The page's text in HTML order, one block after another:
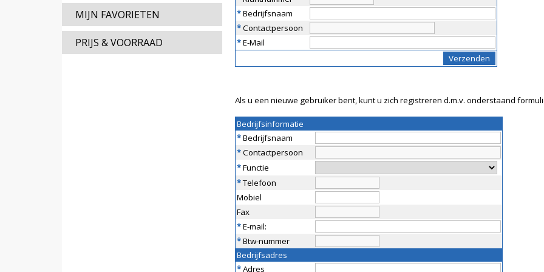
MIJN FAVORIETEN
PRIJS & VOORRAAD
*Bedrijfsnaam
*Contactpersoon
*E-Mail
Als u een nieuwe gebruiker bent, kunt u zich registreren d.m.v. onderstaand
Bedrijfsinformatie
*Bedrijfsnaam
*Contactpersoon
*Functie
*Telefoon
Mobiel
Fax
*E-mail:
*Btw-nummer
Bedrijfsadres
*Adres